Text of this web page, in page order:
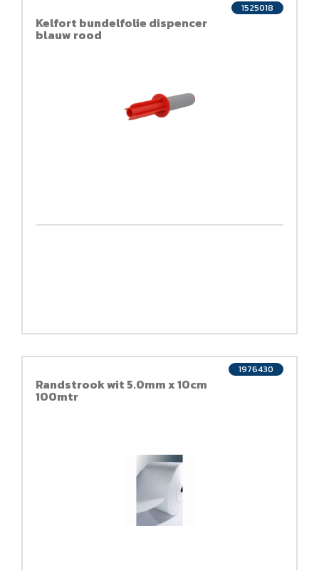
Kelfort bundelfolie dispencer
blauw rood
1525018
Randstrook wit 5.0mm x 10cm
100mtr
1976430